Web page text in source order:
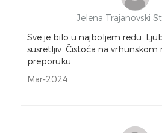
Jelena Trajanovski
Sve je bilo u najboljem redu.
susretljiv. Čistoća na vrhunskom
preporuku.
Mar-2024